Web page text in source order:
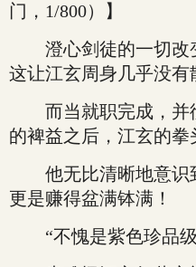
门，1/800）】
澄心剑徒的一切改
这让江玄周身几乎没有
而当就职完成，并
的裨益之后，江玄的拳
他无比清晰地意识
更是赚得盆满钵满！
“不愧是紫色珍品级